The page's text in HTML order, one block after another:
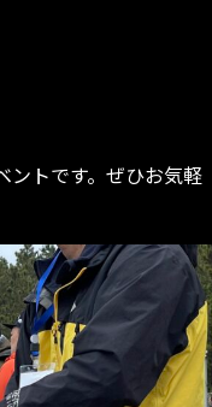
ントです。ぜひお気軽